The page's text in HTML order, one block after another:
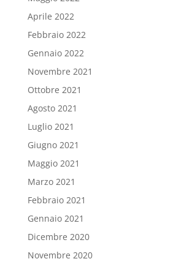
Aprile 2022
Febbraio 2022
Gennaio 2022
Novembre 2021
Ottobre 2021
Agosto 2021
Luglio 2021
Giugno 2021
Maggio 2021
Marzo 2021
Febbraio 2021
Gennaio 2021
Dicembre 2020
Novembre 2020